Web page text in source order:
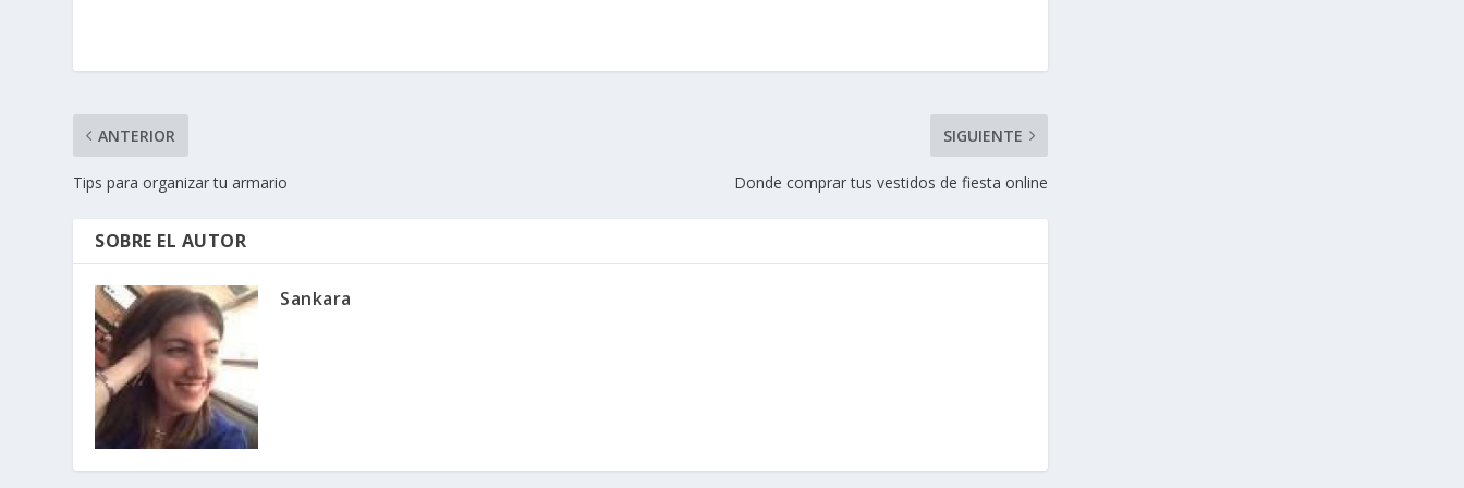
ANTERIOR
Tips para organizar tu armario
SIGUIENTE
Donde comprar tus vestidos de fiesta online
SOBRE EL AUTOR
Sankara